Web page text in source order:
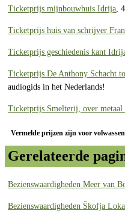
Ticketprijs mijnbouwhuis Idrija ,
Ticketprijs huis van schrijver
Ticketprijs geschiedenis kant
Ticketprijs De Anthony Schacht
audiogids in het Nederlands!
Ticketprijs Smelterij, over
Vermelde prijzen zijn voor
Gerelateerde
Bezienswaardigheden Meer van
Bezienswaardigheden Škofja Loka